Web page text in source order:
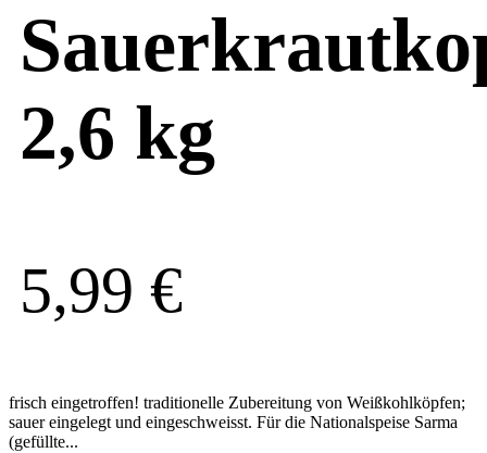
2,6 kg
5,99 €
frisch eingetroffen! traditionelle Zubereitung von Weißkohlköpfen;
sauer eingelegt und eingeschweisst. Für die Nationalspeise Sarma
(gefüllte...